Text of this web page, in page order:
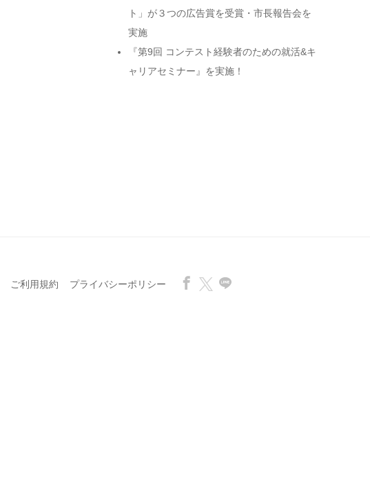
ト」が３つの広告賞を受賞・市長報告会を
実施
『第9回 コンテスト経験者のための就活&キ
ャリアセミナー』を実施！
ご利用規約 プライバシーポリシー